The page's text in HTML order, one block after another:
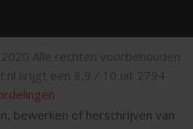
Alle rechten voorbehouden
krijgt een 8,9 / 10 uit 2794
bewerken of herschrijven van